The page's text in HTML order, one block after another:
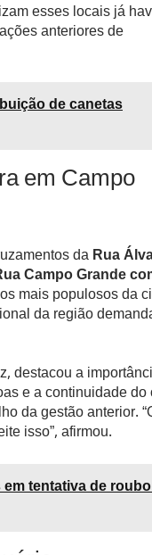
esses locais já
anteriores de
de canetas
em Campo
daRua
Campo Grande
mais populosos da
da região
destacou a
e a continuidade do
da gestão anterior.
isso”, afirmou.
tentativa de